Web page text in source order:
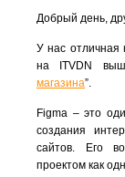
Добрый день,
У нас отличная
на ITVDN
магазина”.
Figma – это
создания
сайтов. Его
проектом как